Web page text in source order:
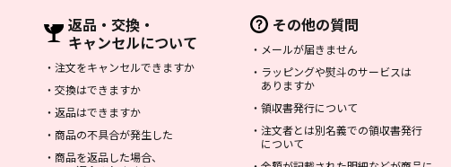
返品・交換・
キャンセルについて
・ 注文をキャンセルできますか
・ 交換はできますか
・ 返品はできますか
・ 商品の不具合が発生した
・ 商品を返品した場合、
その他の質問
・ メールが届きません
・ ラッピングや熨斗のサービスは
ありますか
・ 領収書発行について
・ 注文者とは別名義での領収書発行
について